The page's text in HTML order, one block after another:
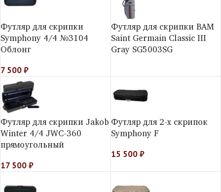
Футляр для скрипки
Symphony 4/4 №3104
Облонг
7 500₽
Футляр для скрипки BAM
Saint Germain Classic III
Gray SG5003SG
Футляр для скрипки Jakob
Winter 4/4 JWC-360
прямоугольный
17 500₽
Футляр для 2-х скрипок
Symphony F
15 500₽